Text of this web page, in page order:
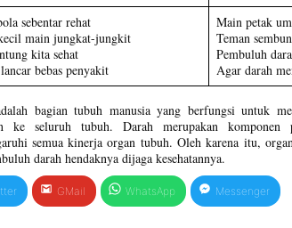
sebentar rehat
main jungkat-jungkit
kita sehat
bebas penyakit
Main petak
Teman
Pembuluh
Agar darah
bagian tubuh manusia yang berfungsi untuk
ke seluruh tubuh. Darah merupakan
semua kinerja organ tubuh. Oleh karena itu,
darah hendaknya dijaga kesehatannya.
GMail WhatsApp Messenger